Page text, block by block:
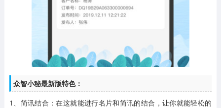
众智小秘最新版特色：
1、简讯结合：在这就能进行名片和简讯的结合，让你就能轻松的